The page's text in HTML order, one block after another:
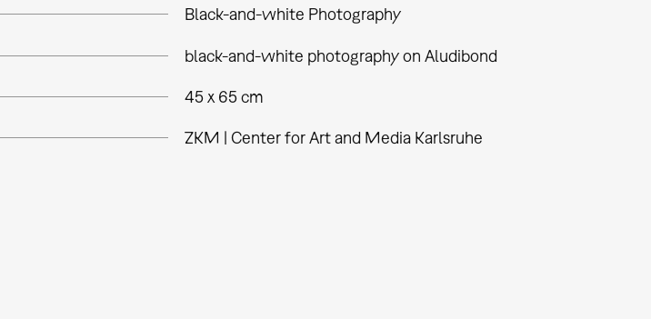
Black-and-white Photography
black-and-white photography on Aludibond
45 x 65 cm
ZKM | Center for Art and Media Karlsruhe